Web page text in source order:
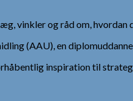
vinkler og råd om,
(AAU), en
inspiration til